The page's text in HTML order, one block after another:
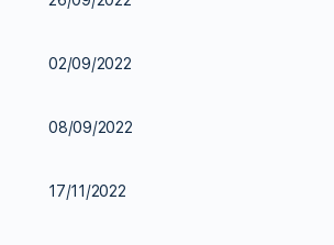
02/09/2022
08/09/2022
17/11/2022